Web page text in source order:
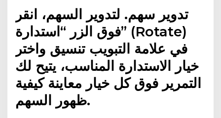
تدوير سهم. لتدوير السهم، انقر
فوق الزر “استدارة” (Rotate)
في علامة التبويب تنسيق واختر
خيار الاستدارة المناسب، يتيح لك
التمرير فوق كل خيار معاينة كيفية
ظهور السهم.